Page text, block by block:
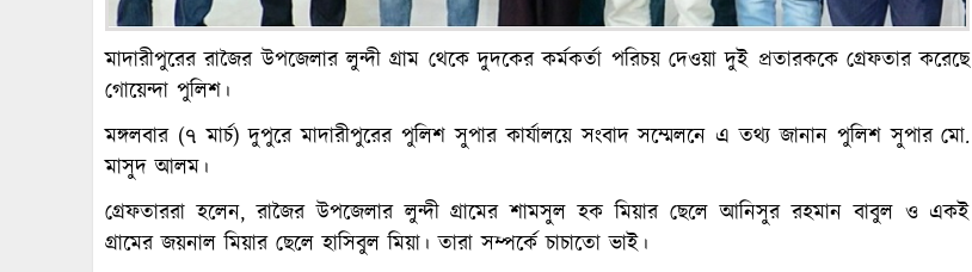
মাদারীপুরের রাজৈর উপজেলার লুন্দী গ্রাম থেকে দুদকের কর্মকর্তা পরিচয় দেওয়া দুই প্রতারককে গ্রেফতার করেছে
গোয়েন্দা পুলিশ।
মঙ্গলবার (৭ মার্চ) দুপুরে মাদারীপুরের পুলিশ সুপার কার্যালয়ে সংবাদ সম্মেলনে এ তথ্য জানান পুলিশ সুপার মো.
মাসুদ আলম।
গ্রেফতাররা হলেন, রাজৈর উপজেলার লুন্দী গ্রামের শামসুল হক মিয়ার ছেলে আনিসুর রহমান বাবুল ও একই
গ্রামের জয়নাল মিয়ার ছেলে হাসিবুল মিয়া। তারা সম্পর্কে চাচাতো ভাই।